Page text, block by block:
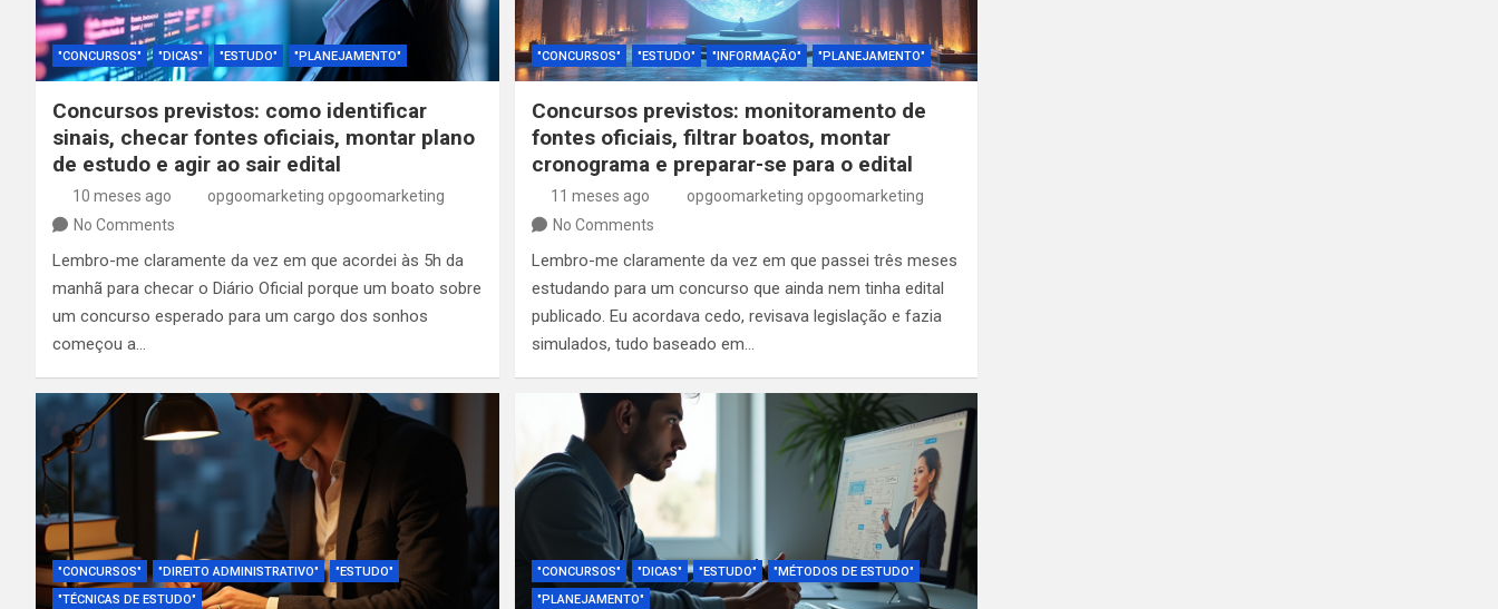
"CONCURSOS" "DICAS" "ESTUDO" "PLANEJAMENTO"
Concursos previstos: como identificar
sinais, checar fontes oficiais, montar plano
de estudo e agir ao sair edital
10 meses ago
opgoomarketing opgoomarketing
No Comments
Lembro-me claramente da vez em que acordei às 5h da
manhã para checar o Diário Oficial porque um boato sobre
um concurso esperado para um cargo dos sonhos
começou a…
"CONCURSOS" "ESTUDO" "INFORMAÇÃO" "PLANEJAMENTO"
Concursos previstos: monitoramento de
fontes oficiais, filtrar boatos, montar
cronograma e preparar-se para o edital
11 meses ago
opgoomarketing opgoomarketing
No Comments
Lembro-me claramente da vez em que passei três meses
estudando para um concurso que ainda nem tinha edital
publicado. Eu acordava cedo, revisava legislação e fazia
simulados, tudo baseado em…
"CONCURSOS" "DIREITO ADMINISTRATIVO"
"ESTUDO"
"TÉCNICAS DE ESTUDO"
"CONCURSOS" "DICAS" "ESTUDO"
"MÉTODOS DE ESTUDO"
"PLANEJAMENTO"